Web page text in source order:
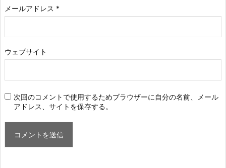
メールアドレス *
ウェブサイト
次回のコメントで使用するためブラウザーに自分の名前、メール
アドレス、サイトを保存する。